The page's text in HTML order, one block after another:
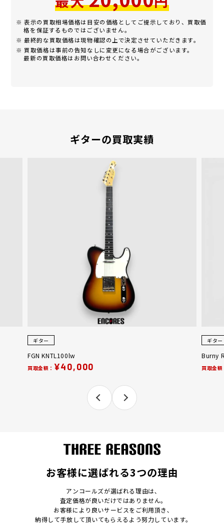
※ 表示の買取相場価格は目安の価格としてご提示しており、買取価
格を保証するものではございません。
※ 最終的な買取価格は現物確認の上で決定させていただきます。
※ 買取価格は事前の告知なしに変更になる場合がございます。
最新の買取価格はお問い合わせください。
ギターの買取実績
ギター
FGN KNTL100lw
買取金額： ¥40,000
ギター
Burny
買取金額
お客様に選ばれる3つの理由
アンコールズが選ばれる理由は､
査定価格が良いだけではありません｡
お客様により良いサービスをご利用頂き､
納得して手放して頂いてもらえるよう努力しています｡